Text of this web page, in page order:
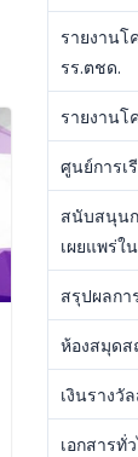
รายงานโ
รร.ตชด.
รายงานโ
ศูนย์การเ
สนับสนุน
เผยแพร่ใ
สรุปผลกา
ห้องสมุด
เงินรางวั
เอกสารทั่